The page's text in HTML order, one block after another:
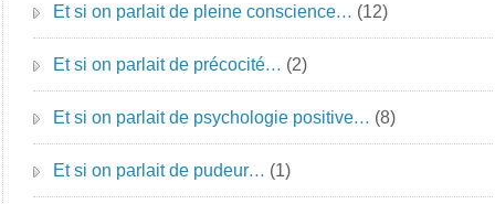
Et si on parlait de pleine conscience… (12)
Et si on parlait de précocité… (2)
Et si on parlait de psychologie positive… (8)
Et si on parlait de pudeur… (1)